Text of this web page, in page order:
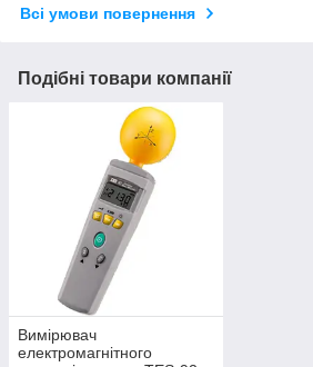
Всі умови повернення
Подібні товари компанії
Вимірювач
електромагнітного